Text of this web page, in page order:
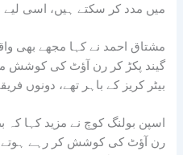
میں مدد کر سکتے ہیں، اسی لیے
مشتاق احمد نے کہا مجھے بھی
گیند پکڑ کر رن آؤٹ کی کوشش
بیٹر کریز کے باہر تھے، دونوں
اسپن بولنگ کوچ نے مزید کہا کہ
رن آؤٹ کی کوشش کر رہے ہوتے